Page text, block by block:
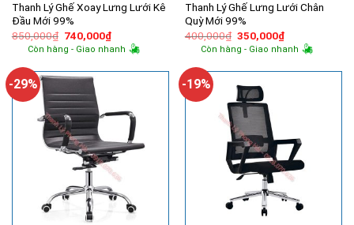
Thanh Lý Ghế Xoay Lưng Lưới Kê
Đầu Mới 99%
850,000₫ Giá
gốc
là:
740,000₫Giá
hiện
tại
740,000₫.
Còn hàng - Giao nhanh
Thanh Lý Ghế Lưng Lưới Chân
Quỳ Mới 99%
400,000₫ Giá
gốc
là:
350,000₫Giá
hiện
tại
350,000₫.
Còn hàng - Giao nhanh
-29% -19%